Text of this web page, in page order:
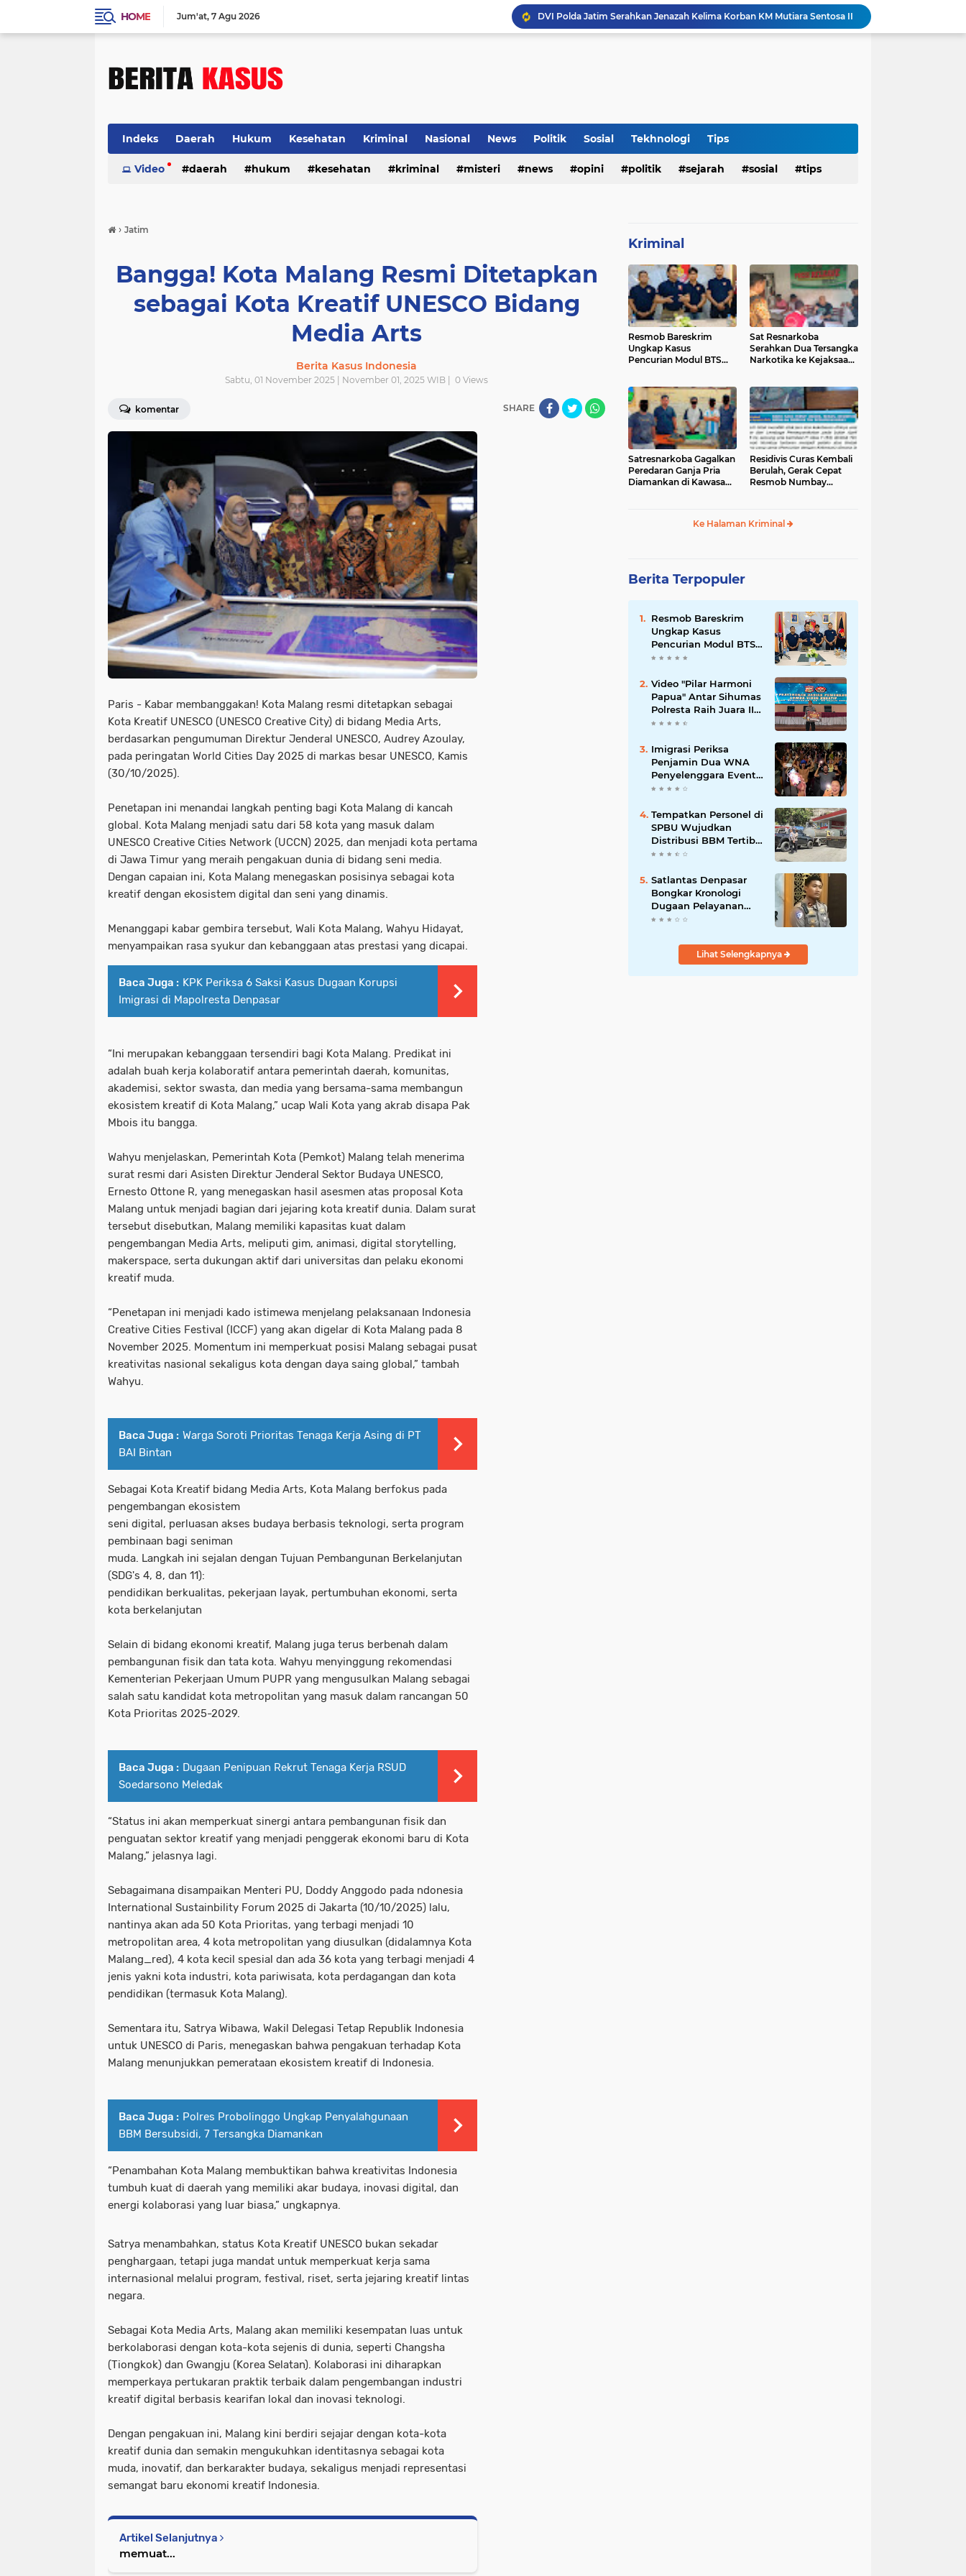
HOME Jum'at 7 Agu 2026
DVI Polda Jatim Serahkan Jenazah Kelima Korban KM Mutiara Sentosa II
Polresta Denpasar Ungkap Kasus Narkoba, Temukan Senpi dan Airsoft Gun Saat Pengerebekan
Tragedi Dini Hari Jembatan Merah Youtefa, Tim Gabungan Evakuasi Korban Pemancing Jatuh ke Laut
Indeks Daerah Hukum Kesehatan Kriminal Nasional News Politik Sosial Tekhnologi Tips
Video daerah hukum kesehatan kriminal misteri news opini politik sejarah sosial tips
› Jatim
Bangga! Kota Malang Resmi Ditetapkan
sebagai Kota Kreatif UNESCO Bidang
Media Arts
Berita Kasus Indonesia
Sabtu, 01 November 2025 | November 01, 2025 WIB | 0 Views
komentar SHARE
Paris - Kabar membanggakan! Kota Malang resmi ditetapkan sebagai
Kota Kreatif UNESCO (UNESCO Creative City) di bidang Media Arts,
berdasarkan pengumuman Direktur Jenderal UNESCO, Audrey Azoulay,
pada peringatan World Cities Day 2025 di markas besar UNESCO, Kamis
(30/10/2025).
Penetapan ini menandai langkah penting bagi Kota Malang di kancah
global. Kota Malang menjadi satu dari 58 kota yang masuk dalam
UNESCO Creative Cities Network (UCCN) 2025, dan menjadi kota pertama
di Jawa Timur yang meraih pengakuan dunia di bidang seni media.
Dengan capaian ini, Kota Malang menegaskan posisinya sebagai kota
kreatif dengan ekosistem digital dan seni yang dinamis.
Menanggapi kabar gembira tersebut, Wali Kota Malang, Wahyu Hidayat,
menyampaikan rasa syukur dan kebanggaan atas prestasi yang dicapai.
Baca Juga : KPK Periksa 6 Saksi Kasus Dugaan Korupsi
Imigrasi di Mapolresta Denpasar
“Ini merupakan kebanggaan tersendiri bagi Kota Malang. Predikat ini
adalah buah kerja kolaboratif antara pemerintah daerah, komunitas,
akademisi, sektor swasta, dan media yang bersama-sama membangun
ekosistem kreatif di Kota Malang,” ucap Wali Kota yang akrab disapa Pak
Mbois itu bangga.
Wahyu menjelaskan, Pemerintah Kota (Pemkot) Malang telah menerima
surat resmi dari Asisten Direktur Jenderal Sektor Budaya UNESCO,
Ernesto Ottone R, yang menegaskan hasil asesmen atas proposal Kota
Malang untuk menjadi bagian dari jejaring kota kreatif dunia. Dalam surat
tersebut disebutkan, Malang memiliki kapasitas kuat dalam
pengembangan Media Arts, meliputi gim, animasi, digital storytelling,
makerspace, serta dukungan aktif dari universitas dan pelaku ekonomi
kreatif muda.
“Penetapan ini menjadi kado istimewa menjelang pelaksanaan Indonesia
Creative Cities Festival (ICCF) yang akan digelar di Kota Malang pada 8
November 2025. Momentum ini memperkuat posisi Malang sebagai pusat
kreativitas nasional sekaligus kota dengan daya saing global,” tambah
Wahyu.
Baca Juga : Warga Soroti Prioritas Tenaga Kerja Asing di PT
BAI Bintan
Sebagai Kota Kreatif bidang Media Arts, Kota Malang berfokus pada
pengembangan ekosistem
seni digital, perluasan akses budaya berbasis teknologi, serta program
pembinaan bagi seniman
muda. Langkah ini sejalan dengan Tujuan Pembangunan Berkelanjutan
(SDG's 4, 8, dan 11):
pendidikan berkualitas, pekerjaan layak, pertumbuhan ekonomi, serta
kota berkelanjutan
Selain di bidang ekonomi kreatif, Malang juga terus berbenah dalam
pembangunan fisik dan tata kota. Wahyu menyinggung rekomendasi
Kementerian Pekerjaan Umum PUPR yang mengusulkan Malang sebagai
salah satu kandidat kota metropolitan yang masuk dalam rancangan 50
Kota Prioritas 2025-2029.
Baca Juga : Dugaan Penipuan Rekrut Tenaga Kerja RSUD
Soedarsono Meledak
“Status ini akan memperkuat sinergi antara pembangunan fisik dan
penguatan sektor kreatif yang menjadi penggerak ekonomi baru di Kota
Malang,” jelasnya lagi.
Sebagaimana disampaikan Menteri PU, Doddy Anggodo pada ndonesia
International Sustainbility Forum 2025 di Jakarta (10/10/2025) lalu,
nantinya akan ada 50 Kota Prioritas, yang terbagi menjadi 10
metropolitan area, 4 kota metropolitan yang diusulkan (didalamnya Kota
Malang_red), 4 kota kecil spesial dan ada 36 kota yang terbagi menjadi 4
jenis yakni kota industri, kota pariwisata, kota perdagangan dan kota
pendidikan (termasuk Kota Malang).
Sementara itu, Satrya Wibawa, Wakil Delegasi Tetap Republik Indonesia
untuk UNESCO di Paris, menegaskan bahwa pengakuan terhadap Kota
Malang menunjukkan pemerataan ekosistem kreatif di Indonesia.
Baca Juga : Polres Probolinggo Ungkap Penyalahgunaan
BBM Bersubsidi, 7 Tersangka Diamankan
“Penambahan Kota Malang membuktikan bahwa kreativitas Indonesia
tumbuh kuat di daerah yang memiliki akar budaya, inovasi digital, dan
energi kolaborasi yang luar biasa,” ungkapnya.
Satrya menambahkan, status Kota Kreatif UNESCO bukan sekadar
penghargaan, tetapi juga mandat untuk memperkuat kerja sama
internasional melalui program, festival, riset, serta jejaring kreatif lintas
negara.
Sebagai Kota Media Arts, Malang akan memiliki kesempatan luas untuk
berkolaborasi dengan kota-kota sejenis di dunia, seperti Changsha
(Tiongkok) dan Gwangju (Korea Selatan). Kolaborasi ini diharapkan
memperkaya pertukaran praktik terbaik dalam pengembangan industri
kreatif digital berbasis kearifan lokal dan inovasi teknologi.
Dengan pengakuan ini, Malang kini berdiri sejajar dengan kota-kota
kreatif dunia dan semakin mengukuhkan identitasnya sebagai kota
muda, inovatif, dan berkarakter budaya, sekaligus menjadi representasi
semangat baru ekonomi kreatif Indonesia.
Artikel Selanjutnya
memuat...
Kriminal
Resmob Bareskrim
Ungkap Kasus
Pencurian Modul BTS
Sat Resnarkoba
Serahkan Dua Tersangka
Narkotika ke Kejaksaan
‎Satresnarkoba Gagalkan
Peredaran Ganja Pria
Diamankan di Kawasan
‎Residivis Curas Kembali
Berulah, Gerak Cepat
Resmob Numbay
Ke Halaman Kriminal
Berita Terpopuler
Resmob Bareskrim
Ungkap Kasus
Pencurian Modul BTS
Senilai Rp.60 Miliar,
Video "Pilar Harmoni
Papua" Antar Sihumas
Polresta Raih Juara II
Lomba Video Kreatif
80
Imigrasi Periksa
Penjamin Dua WNA
Penyelenggara Event
Bali Silent Disco
‎Tempatkan Personel di
SPBU Wujudkan
Distribusi BBM Tertib
Hadirkan Kenyamanan
Satlantas Denpasar
Bongkar Kronologi
Dugaan Pelayanan
SIM di Luar Prosedur
Lihat Selengkapnya